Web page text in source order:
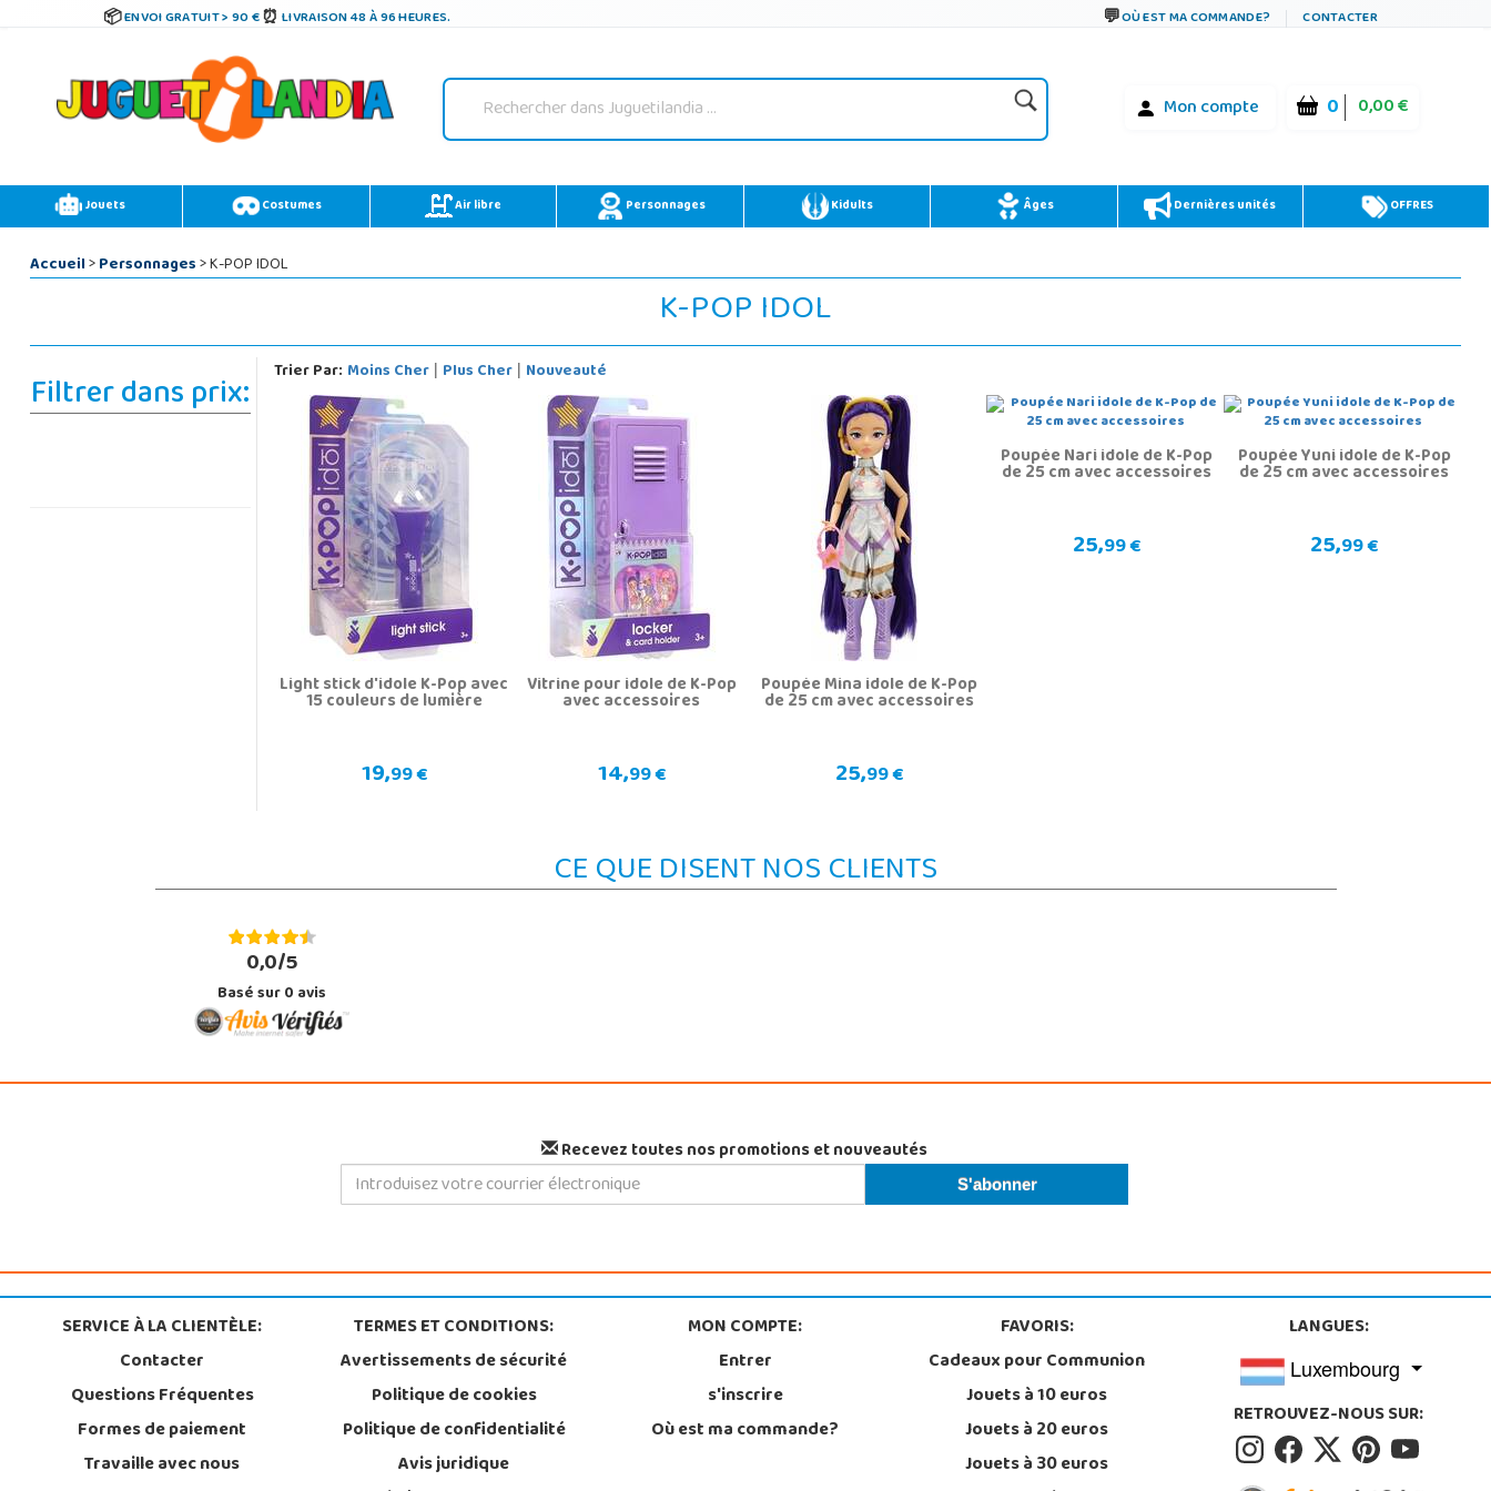
ENVOI GRATUIT > 90 € LIVRAISON 48 À 96 HEURES. OÙ EST MA COMMANDE? CONTACTER
Mon compte 0 0,00 €
Jouets Costumes Air libre Personnages Kidults Âges Dernières unités OFFRES
Accueil>Personnages> K-POP IDOL
K-POP IDOL
Filtrer dans prix: Trier Par: Moins Cher| Plus Cher| Nouveauté
Light stick d'idole K-Pop avec
15 couleurs de lumière
19,99 €
Vitrine pour idole de K-Pop
avec accessoires
14,99 €
Poupée Mina idole de K-Pop
de 25 cm avec accessoires
25,99 €
Poupée Nari idole de K-Pop
de 25 cm avec accessoires
25,99 €
Poupée Yuni idole de K-Pop
de 25 cm avec accessoires
25,99 €
CE QUE DISENT NOS CLIENTS
0,0/5
Basé sur0avis
Recevez toutes nos promotions et nouveautés
SERVICE À LA CLIENTÈLE:
Contacter
Questions Fréquentes
Formes de paiement
Travaille avec nous
TERMES ET CONDITIONS:
Avertissements de sécurité
Politique de cookies
Politique de confidentialité
Avis juridique
MON COMPTE:
Entrer
s'inscrire
Où est ma commande?
FAVORIS:
Cadeaux pour Communion
Jouets à 10 euros
Jouets à 20 euros
Jouets à 30 euros
LANGUES:
Luxembourg
RETROUVEZ-NOUS SUR: